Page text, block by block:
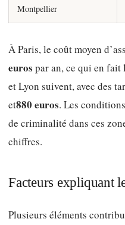
Montpellier
À Paris, le coût moyen
euros par an, ce qui en
et Lyon suivent, avec des
et880 euros. Les
de criminalité dans ces
chiffres.
Facteurs expliquant
Plusieurs éléments